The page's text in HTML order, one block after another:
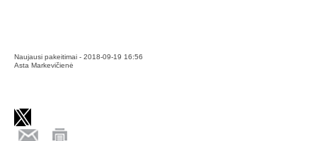
Naujausi pakeitimai - 2018-09-19 16:56
Asta Markevičienė